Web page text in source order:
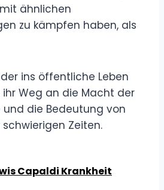
ähnlichen
zu kämpfen haben, als
ins öffentliche Leben
Weg an die Macht der
und die Bedeutung von
Zeiten.
Capaldi Krankheit